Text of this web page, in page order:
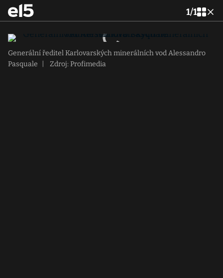
1/1
Generální ředitel Karlovarských minerálních vod Alessandro
Pasquale
Zdroj: Profimedia